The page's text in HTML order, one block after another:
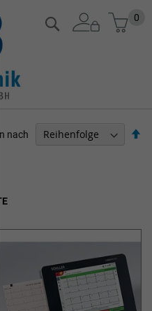
Zum
Inhalt
0
Suche
nach